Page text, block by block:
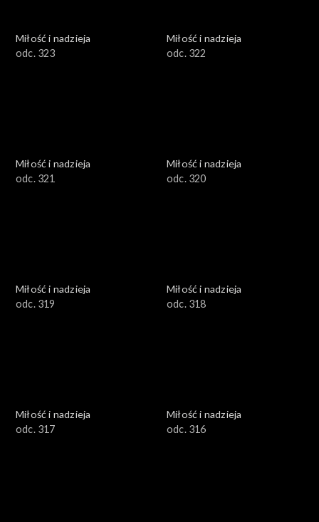
Miłość i nadzieja
odc. 323
Miłość i nadzieja
odc. 322
Miłość i nadzieja
odc. 321
Miłość i nadzieja
odc. 320
Miłość i nadzieja
odc. 319
Miłość i nadzieja
odc. 318
Miłość i nadzieja
odc. 317
Miłość i nadzieja
odc. 316